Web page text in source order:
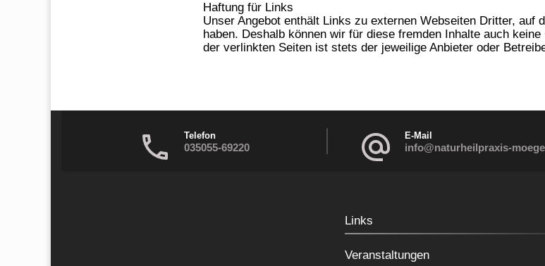
Haftung für Links
Unser Angebot enthält Links zu externen Webseiten Dritter, auf
haben. Deshalb können wir für diese fremden Inhalte auch
der verlinkten Seiten ist stets der jeweilige Anbieter oder
Telefon
035055-69220
E-Mail
info@naturheilpraxis-
Links
Veranstaltungen